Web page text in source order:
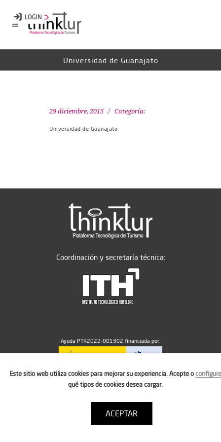
Universidad de Guanajato
29 diciembre, 2015 Categoría:
Universidad de Guanajato
Coordinación y secretaría técnica:
Ayuda PTR2022-001302 financiada por:
MICIU/AEI/10.13039/501100011033
Política de cookies
Condiciones de uso
Este sitio web utiliza cookies para mejorar su experiencia. Acepte oconfigure
qué tipos de cookies desea cargar.
ACEPTAR